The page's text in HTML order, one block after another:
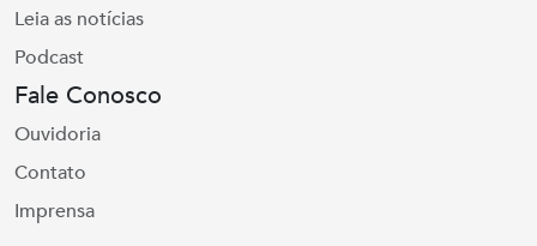
Leia as notícias
Podcast
Fale Conosco
Ouvidoria
Contato
Imprensa